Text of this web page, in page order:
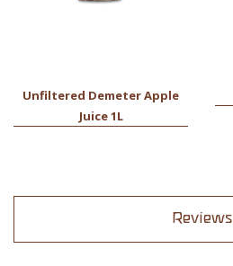
Unfiltered Demeter Apple
Juice 1L
Reviews